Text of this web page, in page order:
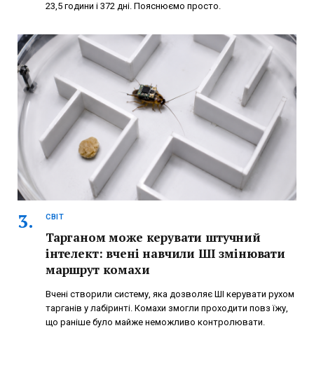
23,5 години і 372 дні. Пояснюємо просто.
СВІТ
Тарганом може керувати штучний
інтелект: вчені навчили ШІ змінювати
маршрут комахи
Вчені створили систему, яка дозволяє ШІ керувати рухом
тарганів у лабіринті. Комахи змогли проходити повз їжу,
що раніше було майже неможливо контролювати.